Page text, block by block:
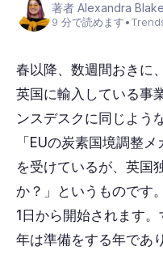
著者 Alexandra Blake
9 分で読めます•
春以降、数週間おきに
英国に輸入している事
ンスデスクに同じよう
「EUの炭素国境調整
を受けているが、英国
か？」というものです
1日から開始されます
年は準備をする年であ